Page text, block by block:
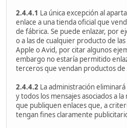
2.4.4.1 La única excepción al
enlace a una tienda oficial que
de fábrica. Se puede enlazar, por
o a las de cualquier producto de
Apple o Avid, por citar algunos
embargo no estaría permitido
terceros que vendan productos
2.4.4.2 La administración
y todos los mensajes asociados a
que publiquen enlaces que, a
tengan fines claramente